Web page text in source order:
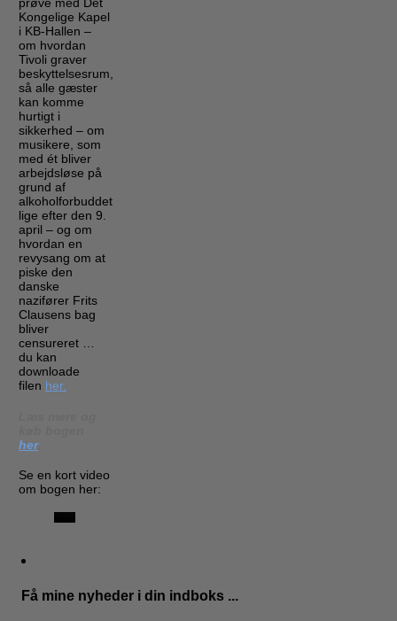
prøve med Det
Kongelige Kapel
i KB-Hallen –
om hvordan
Tivoli graver
beskyttelsesrum,
så alle gæster
kan komme
hurtigt i
sikkerhed – om
musikere, som
med ét bliver
arbejdsløse på
grund af
alkoholforbuddet
lige efter den 9.
april – og om
hvordan en
revysang om at
piske den
danske
nazifører Frits
Clausens bag
bliver
censureret …
du kan
downloade
filen her.
her.
Se en kort video
om bogen her:
Få mine nyheder i din indboks ...